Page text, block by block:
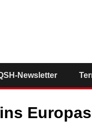
Newsletter